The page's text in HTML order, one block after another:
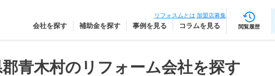
リフォスムとは|加盟店募集
会社を探す 補助金を探す 事例を見る コラムを見る 閲覧履歴
青木村のリフォーム会社を探す